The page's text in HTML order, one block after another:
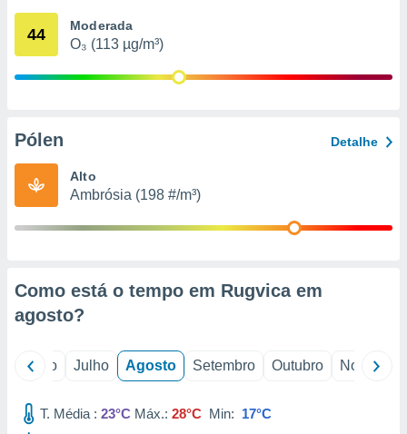
através
estudos
1199
44 Moderada
O₃ (113 µg/m³)
Pólen Detalhe
Alto
Ambrósia (198 #/m³)
Como está o tempo em Rugvica em
agosto?
Junho Julho Agosto Setembro Outubro Novembro
T. Média : 23°C Máx.: 28°C Min: 17°C